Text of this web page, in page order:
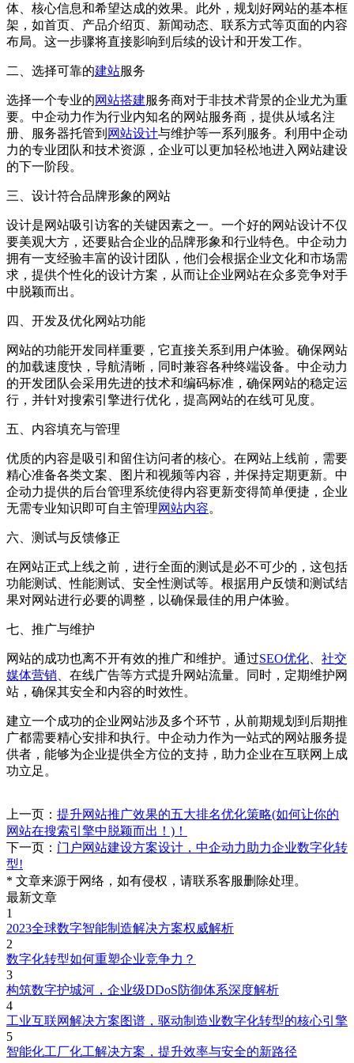
体、核心信息和希望达成的效果。此外，规划好网站的基本框
架，如首页、产品介绍页、新闻动态、联系方式等页面的内容
布局。这一步骤将直接影响到后续的设计和开发工作。
二、选择可靠的建站服务
选择一个专业的网站搭建服务商对于非技术背景的企业尤为重
要。中企动力作为行业内知名的网站服务商，提供从域名注
册、服务器托管到 网站设计与维护等一系列服务。利用中企动
力的专业团队和技术资源，企业可以更加轻松地进入网站建设
的下一阶段。
三、设计符合品牌形象的网站
设计是网站吸引访客的关键因素之一。一个好的网站设计不仅
要美观大方，还要贴合企业的品牌形象和行业特色。中企动力
拥有一支经验丰富的设计团队，他们会根据企业文化和市场需
求，提供个性化的设计方案，从而让企业网站在众多竞争对手
中脱颖而出。
四、开发及优化网站功能
网站的功能开发同样重要，它直接关系到用户体验。确保网站
的加载速度快，导航清晰，同时兼容各种终端设备。中企动力
的开发团队会采用先进的技术和编码标准，确保网站的稳定运
行，并针对搜索引擎进行优化，提高网站的在线可见度。
五、内容填充与管理
优质的内容是吸引和留住访问者的核心。在网站上线前，需要
精心准备各类文案、图片和视频等内容，并保持定期更新。中
企动力提供的后台管理系统使得内容更新变得简单便捷，企业
无需专业知识即可自主管理网站内容。
六、测试与反馈修正
在网站正式上线之前，进行全面的测试是必不可少的，这包括
功能测试、性能测试、安全性测试等。根据用户反馈和测试结
果对网站进行必要的调整，以确保最佳的用户体验。
七、推广与维护
网站的成功也离不开有效的推广和维护。通过SEO优化
社交
媒体营销 、在线广告等方式提升网站流量。同时，定期维护网
站，确保其安全和内容的时效性。
建立一个成功的企业网站涉及多个环节，从前期规划到后期推
广都需要精心安排和执行。中企动力作为一站式的网站服务提
供者，能够为企业提供全方位的支持，助力企业在互联网上成
功立足。
上一页： 提升网站推广效果的五大排名优化策略(如何让你的
网站在搜索引擎中脱颖而出！)！
下一页： 门户网站建设方案设计，中企动力助力企业数字化转
型!
* 文章来源于网络，如有侵权，请联系客服删除处理。
最新文章
1
2023全球数字智能制造解决方案权威解析
2
数字化转型如何重塑企业竞争力？
3
构筑数字护城河，企业级DDoS防御体系深度解析
4
工业互联网解决方案图谱，驱动制造业数字化转型的核心引擎
5
智能化工厂化工解决方案，提升效率与安全的新路径